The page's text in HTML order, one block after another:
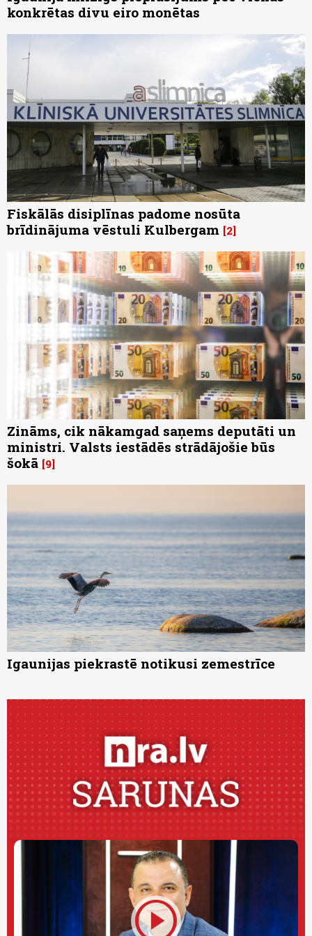
konkrētas divu eiro monētas
Fiskālās disiplīnas padome nosūta
brīdinājuma vēstuli Kulbergam 2
Zināms, cik nākamgad saņems deputāti un
ministri. Valsts iestādēs strādājošie būs
šokā 9
Igaunijas piekrastē notikusi zemestrīce
play_circle